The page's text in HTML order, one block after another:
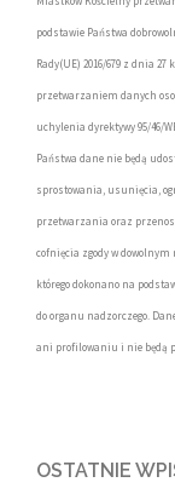
podstawie Państwa
Rady(UE) 2016/679 z dnia
przetwarzaniem danych
uchylenia dyrektywy 95/46/
Państwa dane nie będą
sprostowania, usunięcia,
przetwarzania oraz
cofnięcia zgody w
którego dokonano na
do organu nadzorczego.
ani profilowaniu i nie będą
OSTATNIE